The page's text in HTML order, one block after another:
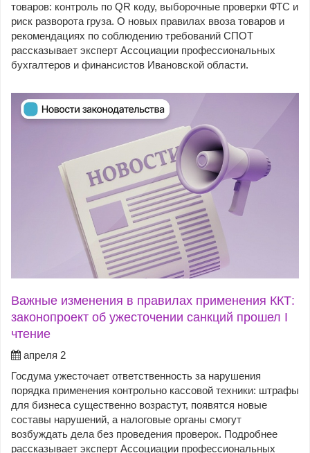
товаров: контроль по QR коду, выборочные проверки ФТС и
риск разворота груза. О новых правилах ввоза товаров и
рекомендациях по соблюдению требований СПОТ
рассказывает эксперт Ассоциации профессиональных
бухгалтеров и финансистов Ивановской области.
Важные изменения в правилах применения ККТ:
законопроект об ужесточении санкций прошел I
чтение
апреля 2
Госдума ужесточает ответственность за нарушения
порядка применения контрольно кассовой техники: штрафы
для бизнеса существенно возрастут, появятся новые
составы нарушений, а налоговые органы смогут
возбуждать дела без проведения проверок. Подробнее
рассказывает эксперт Ассоциации профессиональных